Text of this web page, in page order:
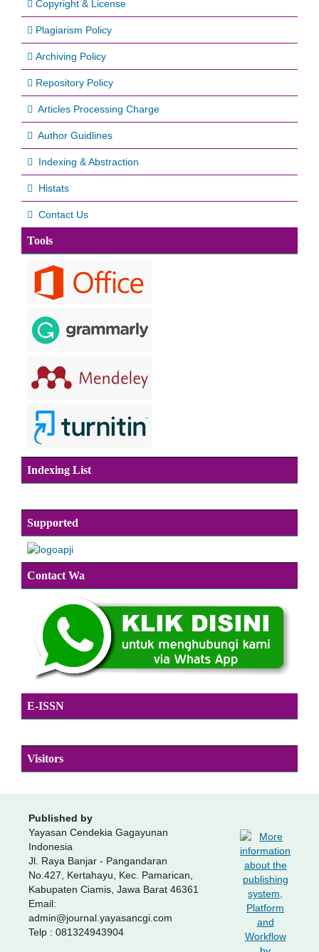
Copyright & License
Plagiarism Policy
Archiving Policy
Repository Policy
Articles Processing Charge
Author Guidlines
Indexing & Abstraction
Histats
Contact Us
Tools
Indexing List
Supported
Contact Wa
E-ISSN
Visitors
Published by
Yayasan Cendekia Gagayunan
Indonesia
Jl. Raya Banjar - Pangandaran
No.427, Kertahayu, Kec. Pamarican,
Kabupaten Ciamis, Jawa Barat 46361
Email:
admin@journal.yayasancgi.com
Telp : 081324943904